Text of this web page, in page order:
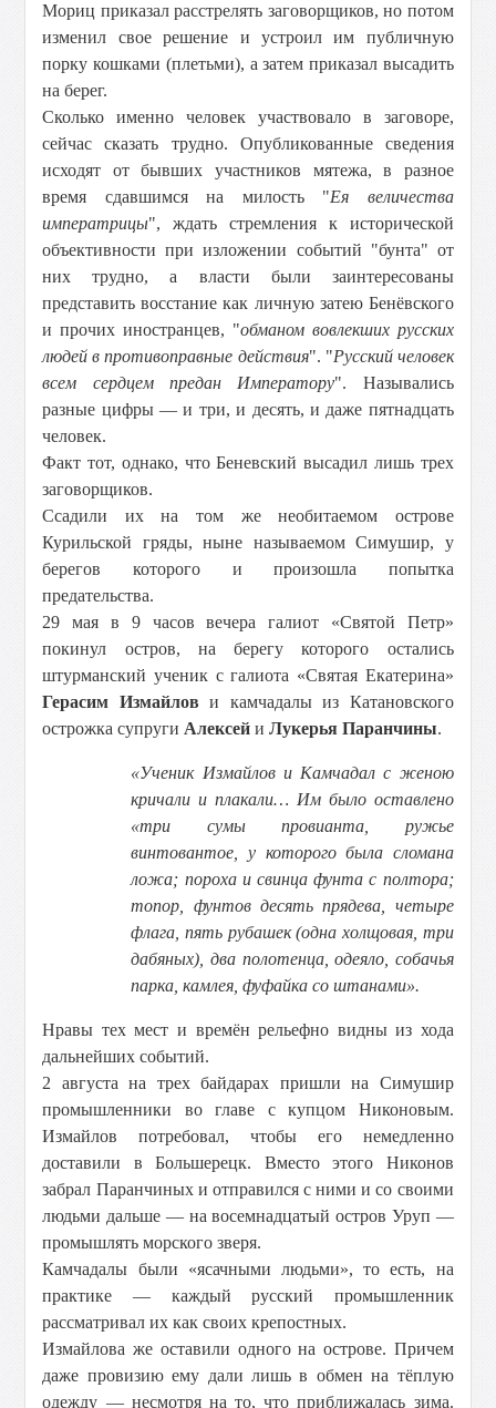
Мориц приказал расстрелять заговорщиков, но потом
изменил свое решение и устроил им публичную
порку кошками (плетьми), а затем приказал высадить
на берег.
Сколько именно человек участвовало в заговоре,
сейчас сказать трудно. Опубликованные сведения
исходят от бывших участников мятежа, в разное
время сдавшимся на милость "Ея величества
императрицы", ждать стремления к исторической
объективности при изложении событий "бунта" от
них трудно, а власти были заинтересованы
представить восстание как личную затею Бенёвского
и прочих иностранцев, "обманом вовлекших русских
людей в противоправные действия". "Русский человек
всем сердцем предан Императору". Назывались
разные цифры — и три, и десять, и даже пятнадцать
человек.
Факт тот, однако, что Беневский высадил лишь трех
заговорщиков.
Ссадили их на том же необитаемом острове
Курильской гряды, ныне называемом Симушир, у
берегов которого и произошла попытка
предательства.
29 мая в 9 часов вечера галиот «Святой Петр»
покинул остров, на берегу которого остались
штурманский ученик с галиота «Святая Екатерина»
Герасим Измайлов и камчадалы из Катановского
острожка супруги Алексей иЛукерья Паранчины.
«Ученик Измайлов и Камчадал с женою
кричали и плакали… Им было оставлено
«три сумы провианта, ружье
винтовантое, у которого была сломана
ложа; пороха и свинца фунта с полтора;
топор, фунтов десять прядева, четыре
флага, пять рубашек (одна холщовая, три
дабяных), два полотенца, одеяло, собачья
парка, камлея, фуфайка со штанами».
Нравы тех мест и времён рельефно видны из хода
дальнейших событий.
2 августа на трех байдарах пришли на Симушир
промышленники во главе с купцом Никоновым.
Измайлов потребовал, чтобы его немедленно
доставили в Большерецк. Вместо этого Никонов
забрал Паранчиных и отправился с ними и со своими
людьми дальше — на восемнадцатый остров Уруп —
промышлять морского зверя.
Камчадалы были «ясачными людьми», то есть, на
практике — каждый русский промышленник
рассматривал их как своих крепостных.
Измайлова же оставили одного на острове. Причем
даже провизию ему дали лишь в обмен на тёплую
одежду — несмотря на то, что приближалась зима.